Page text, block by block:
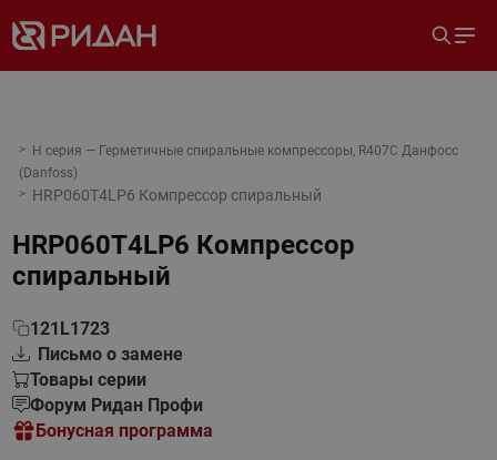
H серия — Герметичные спиральные компрессоры, R407C Данфосс
(Danfoss)
HRP060T4LP6 Компрессор спиральный
HRP060T4LP6 Компрессор
спиральный
121L1723
Письмо о замене
Товары серии
Форум Ридан Профи
Бонусная программа